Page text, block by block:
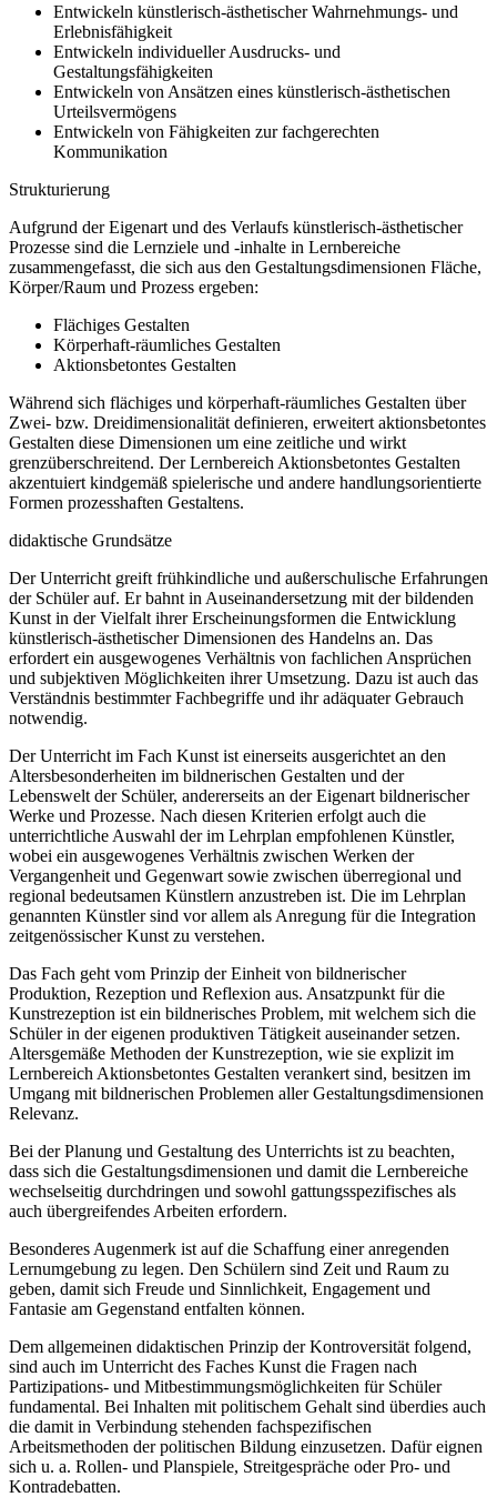
Entwickeln künstlerisch-ästhetischer Wahrnehmungs- und
Erlebnisfähigkeit
Entwickeln individueller Ausdrucks- und
Gestaltungsfähigkeiten
Entwickeln von Ansätzen eines künstlerisch-ästhetischen
Urteilsvermögens
Entwickeln von Fähigkeiten zur fachgerechten
Kommunikation
Strukturierung
Aufgrund der Eigenart und des Verlaufs künstlerisch-ästhetischer
Prozesse sind die Lernziele und -inhalte in Lernbereiche
zusammengefasst, die sich aus den Gestaltungsdimensionen Fläche,
Körper/Raum und Prozess ergeben:
Flächiges Gestalten
Körperhaft-räumliches Gestalten
Aktionsbetontes Gestalten
Während sich flächiges und körperhaft-räumliches Gestalten über
Zwei- bzw. Dreidimensionalität definieren, erweitert aktionsbetontes
Gestalten diese Dimensionen um eine zeitliche und wirkt
grenzüberschreitend. Der Lernbereich Aktionsbetontes Gestalten
akzentuiert kindgemäß spielerische und andere handlungsorientierte
Formen prozesshaften Gestaltens.
didaktische Grundsätze
Der Unterricht greift frühkindliche und außerschulische Erfahrungen
der Schüler auf. Er bahnt in Auseinandersetzung mit der bildenden
Kunst in der Vielfalt ihrer Erscheinungsformen die Entwicklung
künstlerisch-ästhetischer Dimensionen des Handelns an. Das
erfordert ein ausgewogenes Verhältnis von fachlichen Ansprüchen
und subjektiven Möglichkeiten ihrer Umsetzung. Dazu ist auch das
Verständnis bestimmter Fachbegriffe und ihr adäquater Gebrauch
notwendig.
Der Unterricht im Fach Kunst ist einerseits ausgerichtet an den
Altersbesonderheiten im bildnerischen Gestalten und der
Lebenswelt der Schüler, andererseits an der Eigenart bildnerischer
Werke und Prozesse. Nach diesen Kriterien erfolgt auch die
unterrichtliche Auswahl der im Lehrplan empfohlenen Künstler,
wobei ein ausgewogenes Verhältnis zwischen Werken der
Vergangenheit und Gegenwart sowie zwischen überregional und
regional bedeutsamen Künstlern anzustreben ist. Die im Lehrplan
genannten Künstler sind vor allem als Anregung für die Integration
zeitgenössischer Kunst zu verstehen.
Das Fach geht vom Prinzip der Einheit von bildnerischer
Produktion, Rezeption und Reflexion aus. Ansatzpunkt für die
Kunstrezeption ist ein bildnerisches Problem, mit welchem sich die
Schüler in der eigenen produktiven Tätigkeit auseinander setzen.
Altersgemäße Methoden der Kunstrezeption, wie sie explizit im
Lernbereich Aktionsbetontes Gestalten verankert sind, besitzen im
Umgang mit bildnerischen Problemen aller Gestaltungsdimensionen
Relevanz.
Bei der Planung und Gestaltung des Unterrichts ist zu beachten,
dass sich die Gestaltungsdimensionen und damit die Lernbereiche
wechselseitig durchdringen und sowohl gattungsspezifisches als
auch übergreifendes Arbeiten erfordern.
Besonderes Augenmerk ist auf die Schaffung einer anregenden
Lernumgebung zu legen. Den Schülern sind Zeit und Raum zu
geben, damit sich Freude und Sinnlichkeit, Engagement und
Fantasie am Gegenstand entfalten können.
Dem allgemeinen didaktischen Prinzip der Kontroversität folgend,
sind auch im Unterricht des Faches Kunst die Fragen nach
Partizipations- und Mitbestimmungsmöglichkeiten für Schüler
fundamental. Bei Inhalten mit politischem Gehalt sind überdies auch
die damit in Verbindung stehenden fachspezifischen
Arbeitsmethoden der politischen Bildung einzusetzen. Dafür eignen
sich u. a. Rollen- und Planspiele, Streitgespräche oder Pro- und
Kontradebatten.